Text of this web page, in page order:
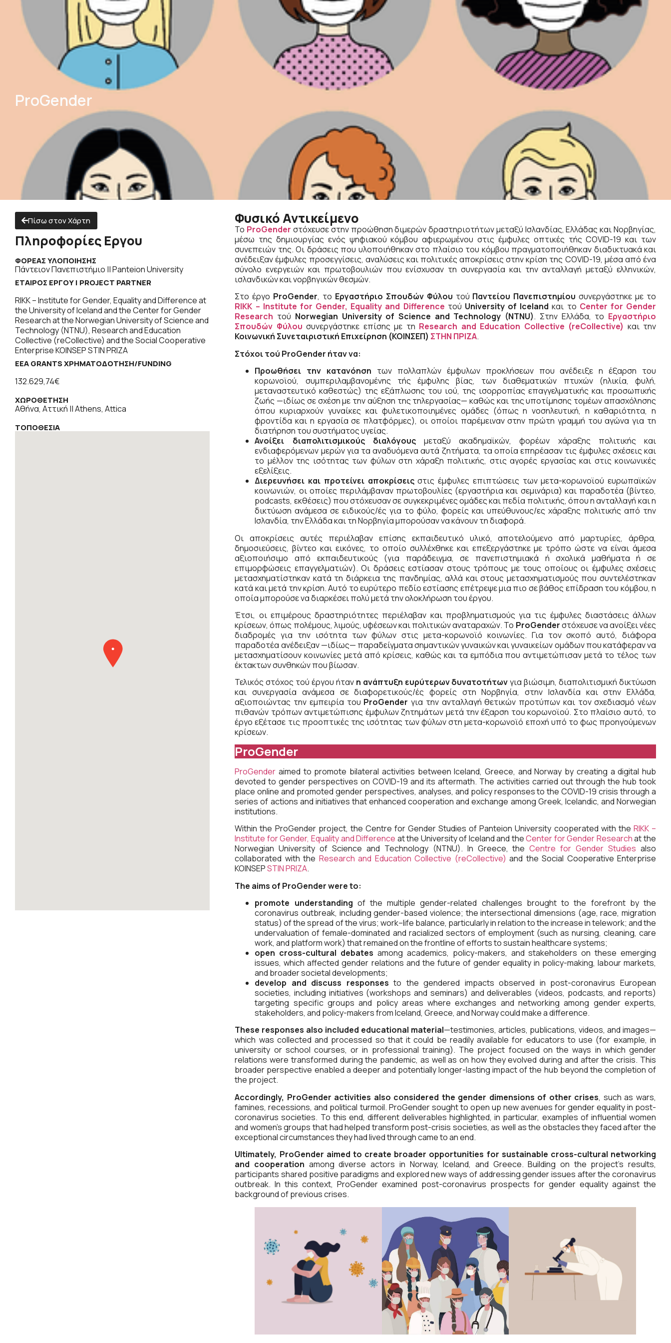
ProGender
Πίσω στον Χάρτη
Πληροφορίες Εργου
ΦΟΡΕΑΣ ΥΛΟΠΟΙΗΣΗΣ
Πάντειον Πανεπιστήμιο || Panteion University
ΕΤΑΊΡΟΣ ΈΡΓΟΥ | PROJECT PARTNER
RIKK – Institute for Gender, Equality and Difference at
the University of Iceland and the Center for Gender
Research at the Norwegian University of Science and
Technology (NTNU), Research and Education
Collective (reCollective) and the Social Cooperative
Enterprise KOINSEP STIN PRIZA
EEA GRANTS ΧΡΗΜΑΤΟΔΌΤΗΣΗ/FUNDING
132.629,74€
ΧΩΡΟΘΕΤΗΣΗ
Αθήνα, Αττική || Athens, Attica
ΤΟΠΟΘΕΣΙΑ
Φυσικό Αντικείμενο
Το ProGender στόχευσε στην προώθηση διμερών δραστηριοτήτων μεταξύ Ισλανδίας, Ελλάδας και Νορβηγίας,
μέσω της δημιουργίας ενός ψηφιακού κόμβου αφιερωμένου στις έμφυλες οπτικές τής COVID-19 και των
συνεπειών της. Οι δράσεις που υλοποιήθηκαν στο πλαίσιο του κόμβου πραγματοποιήθηκαν διαδικτυακά και
ανέδειξαν έμφυλες προσεγγίσεις, αναλύσεις και πολιτικές αποκρίσεις στην κρίση της COVID-19, μέσα από ένα
σύνολο ενεργειών και πρωτοβουλιών που ενίσχυσαν τη συνεργασία και την ανταλλαγή μεταξύ ελληνικών,
ισλανδικών και νορβηγικών θεσμών.
Στο έργο ProGender, το Εργαστήριο Σπουδών Φύλου τού Παντείου Πανεπιστημίου συνεργάστηκε με το
RIKK – Institute for Gender, Equality and Difference τού University of Iceland και το Center for Gender
Research τού Norwegian University of Science and Technology (NTNU). Στην Ελλάδα, το Εργαστήριο
Σπουδών Φύλου συνεργάστηκε επίσης με τη Research and Education Collective (reCollective) και την
Κοινωνική Συνεταιριστική Επιχείρηση (ΚΟΙΝΣΕΠ) ΣΤΗΝ ΠΡΙΖΑ.
Στόχοι τού ProGender ήταν να:
Προωθήσει την κατανόηση των πολλαπλών έμφυλων προκλήσεων που ανέδειξε η έξαρση του
κορωνοϊού, συμπεριλαμβανομένης τής έμφυλης βίας, των διαθεματικών πτυχών (ηλικία, φυλή,
μεταναστευτικό καθεστώς) της εξάπλωσης του ιού, της ισορροπίας επαγγελματικής και προσωπικής
ζωής —ιδίως σε σχέση με την αύξηση της τηλεργασίας— καθώς και της υποτίμησης τομέων απασχόλησης
όπου κυριαρχούν γυναίκες και φυλετικοποιημένες ομάδες (όπως η νοσηλευτική, η καθαριότητα, η
φροντίδα και η εργασία σε πλατφόρμες), οι οποίοι παρέμειναν στην πρώτη γραμμή του αγώνα για τη
διατήρηση του συστήματος υγείας.
Ανοίξει διαπολιτισμικούς διαλόγουςμεταξύ ακαδημαϊκών, φορέων χάραξης πολιτικής και
ενδιαφερόμενων μερών για τα αναδυόμενα αυτά ζητήματα, τα οποία επηρέασαν τις έμφυλες σχέσεις και
το μέλλον της ισότητας των φύλων στη χάραξη πολιτικής, στις αγορές εργασίας και στις κοινωνικές
εξελίξεις.
Διερευνήσει και προτείνει αποκρίσειςστις έμφυλες επιπτώσεις των μετα-κορωνοϊού ευρωπαϊκών
κοινωνιών, οι οποίες περιλάμβαναν πρωτοβουλίες (εργαστήρια και σεμινάρια) και παραδοτέα (βίντεο,
podcasts, εκθέσεις) που στόχευσαν σε συγκεκριμένες ομάδες και πεδία πολιτικής, όπου η ανταλλαγή και η
δικτύωση ανάμεσα σε ειδικούς/ές για το φύλο, φορείς και υπεύθυνους/ες χάραξης πολιτικής από την
Ισλανδία, την Ελλάδα και τη Νορβηγία μπορούσαν να κάνουν τη διαφορά.
Οι αποκρίσεις αυτές περιέλαβαν επίσης εκπαιδευτικό υλικό, αποτελούμενο από μαρτυρίες, άρθρα,
δημοσιεύσεις, βίντεο και εικόνες, το οποίο συλλέχθηκε και επεξεργάστηκε με τρόπο ώστε να είναι άμεσα
αξιοποιήσιμο από εκπαιδευτικούς (για παράδειγμα, σε πανεπιστημιακά ή σχολικά μαθήματα ή σε
επιμορφώσεις επαγγελματιών). Οι δράσεις εστίασαν στους τρόπους με τους οποίους οι έμφυλες σχέσεις
μετασχηματίστηκαν κατά τη διάρκεια της πανδημίας, αλλά και στους μετασχηματισμούς που συντελέστηκαν
κατά και μετά την κρίση. Αυτό το ευρύτερο πεδίο εστίασης επέτρεψε μια πιο σε βάθος επίδραση του κόμβου, η
οποία μπορούσε να διαρκέσει πολύ μετά την ολοκλήρωση του έργου.
Έτσι, οι επιμέρους δραστηριότητες περιέλαβαν και προβληματισμούς για τις έμφυλες διαστάσεις άλλων
κρίσεων, όπως πολέμους, λιμούς, υφέσεων και πολιτικών αναταραχών. Το ProGenderστόχευσε να ανοίξει νέες
διαδρομές για την ισότητα των φύλων στις μετα-κορωνοϊό κοινωνίες. Για τον σκοπό αυτό, διάφορα
παραδοτέα ανέδειξαν —ιδίως— παραδείγματα σημαντικών γυναικών και γυναικείων ομάδων που κατάφεραν να
μετασχηματίσουν κοινωνίες μετά από κρίσεις, καθώς και τα εμπόδια που αντιμετώπισαν μετά το τέλος των
έκτακτων συνθηκών που βίωσαν.
Τελικός στόχος τού έργου ήταν η ανάπτυξη ευρύτερων δυνατοτήτωνγια βιώσιμη, διαπολιτισμική δικτύωση
και συνεργασία ανάμεσα σε διαφορετικούς/ές φορείς στη Νορβηγία, στην Ισλανδία και στην Ελλάδα,
αξιοποιώντας την εμπειρία του ProGender για την ανταλλαγή θετικών προτύπων και τον σχεδιασμό νέων
πιθανών τρόπων αντιμετώπισης έμφυλων ζητημάτων μετά την έξαρση του κορωνοϊού. Στο πλαίσιο αυτό, το
έργο εξέτασε τις προοπτικές της ισότητας των φύλων στη μετα-κορωνοϊό εποχή υπό το φως προηγούμενων
κρίσεων.
ProGender
ProGender aimed to promote bilateral activities between Iceland, Greece, and Norway by creating a digital hub
devoted to gender perspectives on COVID-19 and its aftermath. The activities carried out through the hub took
place online and promoted gender perspectives, analyses, and policy responses to the COVID-19 crisis through a
series of actions and initiatives that enhanced cooperation and exchange among Greek, Icelandic, and Norwegian
institutions.
Within the ProGender project, the Centre for Gender Studies of Panteion University cooperated with the RIKK –
Institute for Gender, Equality and Difference at the University of Iceland and theCenter for Gender Researchat the
Norwegian University of Science and Technology (NTNU). In Greece, theCentre for Gender Studies also
collaborated with the Research and Education Collective (reCollective)and the Social Cooperative Enterprise
KOINSEPSTIN PRIZA.
The aims of ProGender were to:
promote understanding of the multiple gender-related challenges brought to the forefront by the
coronavirus outbreak, including gender-based violence; the intersectional dimensions (age, race, migration
status) of the spread of the virus; work–life balance, particularly in relation to the increase in telework; and the
undervaluation of female-dominated and racialized sectors of employment (such as nursing, cleaning, care
work, and platform work) that remained on the frontline of efforts to sustain healthcare systems;
open cross-cultural debates among academics, policy-makers, and stakeholders on these emerging
issues, which affected gender relations and the future of gender equality in policy-making, labour markets,
and broader societal developments;
develop and discuss responses to the gendered impacts observed in post-coronavirus European
societies, including initiatives (workshops and seminars) and deliverables (videos, podcasts, and reports)
targeting specific groups and policy areas where exchanges and networking among gender experts,
stakeholders, and policy-makers from Iceland, Greece, and Norway could make a difference.
These responses also included educational material—testimonies, articles, publications, videos, and images—
which was collected and processed so that it could be readily available for educators to use (for example, in
university or school courses, or in professional training). The project focused on the ways in which gender
relations were transformed during the pandemic, as well as on how they evolved during and after the crisis. This
broader perspective enabled a deeper and potentially longer-lasting impact of the hub beyond the completion of
the project.
Accordingly, ProGender activities also considered the gender dimensions of other crises, such as wars,
famines, recessions, and political turmoil. ProGender sought to open up new avenues for gender equality in post-
coronavirus societies. To this end, different deliverables highlighted, in particular, examples of influential women
and women’s groups that had helped transform post-crisis societies, as well as the obstacles they faced after the
exceptional circumstances they had lived through came to an end.
Ultimately, ProGender aimed to create broader opportunities for sustainable cross-cultural networking
and cooperation among diverse actors in Norway, Iceland, and Greece. Building on the project’s results,
participants shared positive paradigms and explored new ways of addressing gender issues after the coronavirus
outbreak. In this context, ProGender examined post-coronavirus prospects for gender equality against the
background of previous crises.